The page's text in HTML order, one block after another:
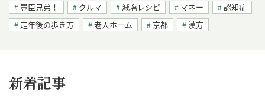
豊臣兄弟！ クルマ 減塩レシピ マネー
認知症
定年後の歩き方
老人ホーム 京都 漢方
新着記事